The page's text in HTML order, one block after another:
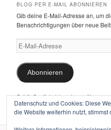
BLOG PER E-MAIL ABONNIEREN
Gib deine E-Mail-Adresse an, um
Benachrichtigungen über neue
E-
Mail-
Adresse
Abonnieren
Schließe dich 11 anderen
Datenschutz und Cookies: Diese
die Website weiterhin nutzt,